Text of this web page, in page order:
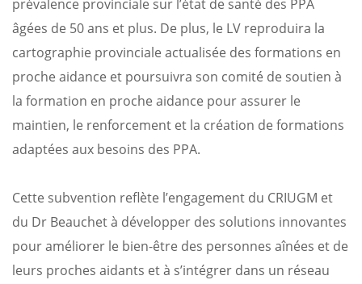
prévalence provinciale sur l’état de santé des PPA
âgées de 50 ans et plus. De plus, le LV reproduira la
cartographie provinciale actualisée des formations en
proche aidance et poursuivra son comité de soutien à
la formation en proche aidance pour assurer le
maintien, le renforcement et la création de formations
adaptées aux besoins des PPA.
Cette subvention reflète l’engagement du CRIUGM et
du Dr Beauchet à développer des solutions innovantes
pour améliorer le bien-être des personnes aînées et de
leurs proches aidants et à s’intégrer dans un réseau